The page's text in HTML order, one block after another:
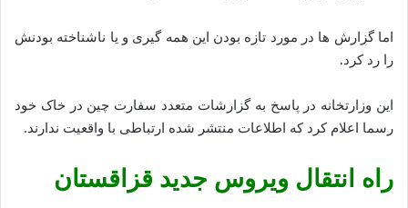
اما گزارش ها در مورد تازه بودن این همه گیری و یا ناشناخته بودنش
را رد کرد.
این وزارتخانه در پاسخ به گزارشات متعدد سفارت چین در خاک خود
رسما اعلام کرد که اطلاعات منتشر شده ارتباطی با واقعیت ندارند.
راه انتقال ویروس جدید قزاقستان